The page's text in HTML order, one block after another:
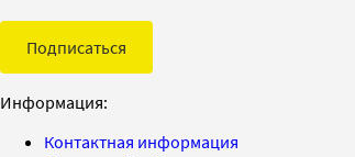
Подписаться
Информация:
Контактная информация